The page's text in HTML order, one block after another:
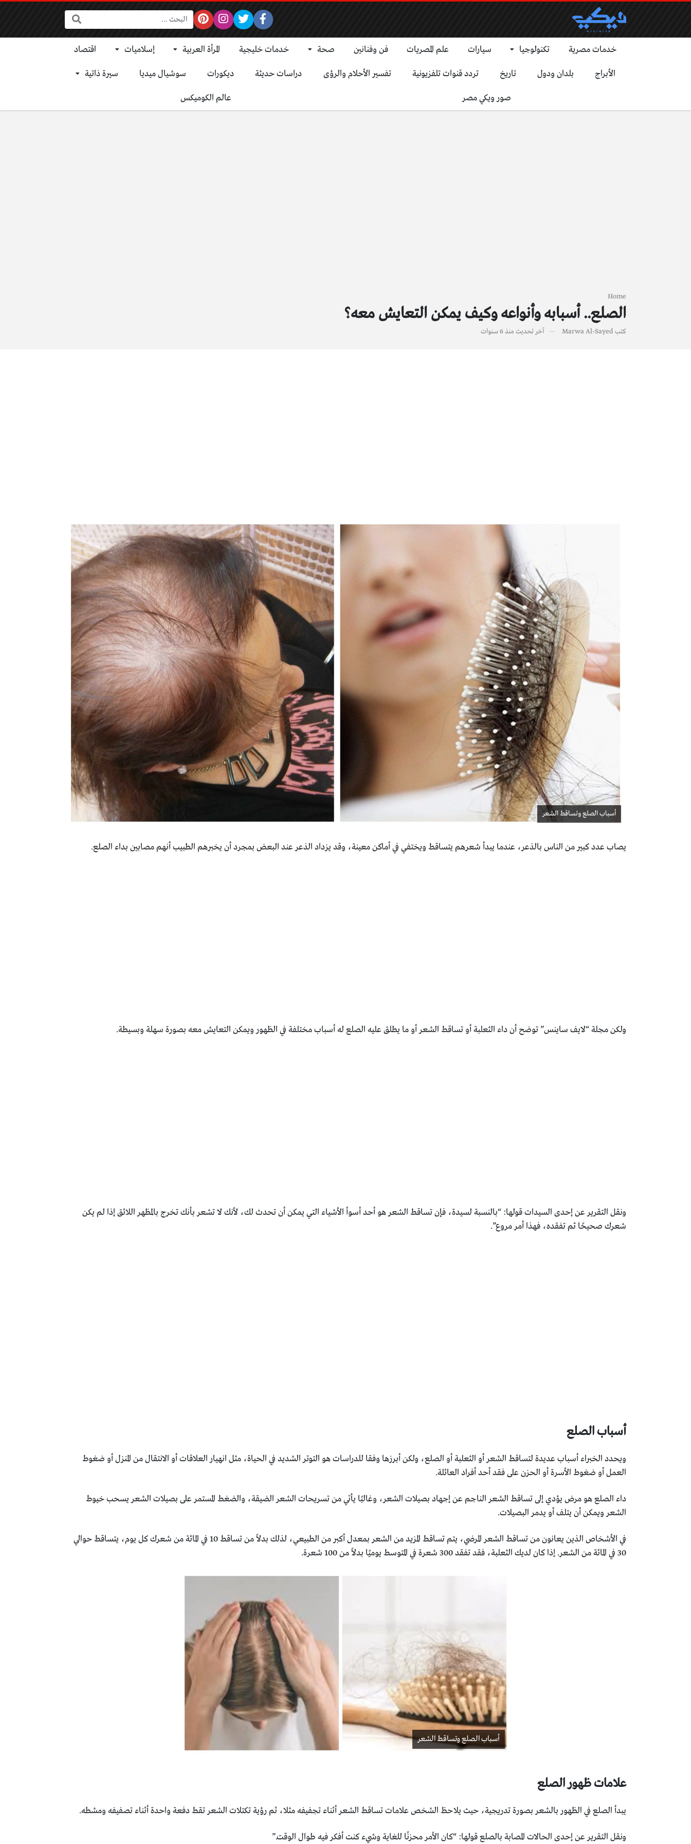
البحث:
خدمات مصرية تكنولوجيا سيارات علم المصريات فن وفنانين صحة خدمات خليجية المرأة العربية إسلاميات اقتصاد
الأبراج بلدان ودول تاريخ تردد قنوات تلفزيونية تفسير الأحلام والرؤى دراسات حديثة ديكورات سوشيال ميديا سيرة ذاتية
صور ويكي مصر عالم الكوميكس
Home
الصلع.. أسبابه وأنواعه وكيف يمكن التعايش معه؟
كتب Marwa Al-Sayed آخر تحديث منذ 6 سنوات
أسباب الصلع وتساقط الشعر
يصاب عدد كبير من الناس بالذعر، عندما يبدأ شعرهم يتساقط ‏ويختفي في أماكن معينة، وقد يزداد الذعر عند البعض بمجرد أن ‏يخبرهم الطبيب أنهم مصابين بداء الصلع.‏
ولكن مجلة “لايف ساينس” توضح أن داء الثعلبة أو تساقط الشعر أو ما يطلق عليه الصلع له أسباب ‏مختلفة في الظهور ويمكن التعايش معه بصورة سهلة وبسيطة.‏
ونقل التقرير عن إحدى السيدات قولها: “بالنسبة لسيدة، فإن ‏تساقط الشعر هو أحد أسوأ الأشياء التي يمكن أن تحدث لك، لأنك ‏لا تشعر بأنك تخرج بالمظهر اللائق إذا لم يكن
شعرك صحيحًا ثم ‏تفقده، فهذا أمر مروع‎.”‎
أسباب الصلع
ويحدد الخبراء أسباب عديدة لتساقط الشعر أو الثعلبة أو الصلع، ولكن ‏أبرزها وفقا للدراسات هو التوتر الشديد في الحياة، مثل انهيار ‏العلاقات أو الانتقال من المنزل أو ضغوط
العمل أو ضغوط الأسرة ‏أو الحزن على فقد أحد أفراد العائلة.‏
داء الصلع هو مرض يؤدي إلى تساقط الشعر الناجم عن إجهاد ‏بصيلات الشعر، وغالبًا يأتي من تسريحات الشعر الضيقة، والضغط ‏المستمر على بصيلات الشعر يسحب خيوط
الشعر ويمكن أن ‏يتلف أو يدمر البصيلات‎.‎
في الأشخاص الذين يعانون من تساقط الشعر المرضي، يتم تساقط ‏المزيد من الشعر بمعدل أكبر من الطبيعي، لذلك بدلاً من تساقط ‏‏10 في المائة من شعرك كل يوم، يتساقط حوالي
30 في المائة من ‏الشعر. إذا كان لديك الثعلبة، فقد تفقد 300 شعرة في المتوسط ‏يوميًا بدلاً من 100 شعرة‎.‎
أسباب الصلع وتساقط الشعر
علامات ظهور الصلع
يبدأ الصلع في الظهور بالشعر بصورة تدريجية، حيث يلاحظ ‏الشخص علامات تساقط الشعر أثناء تجفيفه مثلا، ثم رؤية ‏تكتلات الشعر تقط دفعة واحدة أثناء تصفيفه ومشطه.‏
ونقل التقرير عن إحدى الحالات المصابة بالصلع قولها: “كان ‏الأمر محزنًا للغاية وشيء كنت أفكر فيه طوال الوقت‎”.‎